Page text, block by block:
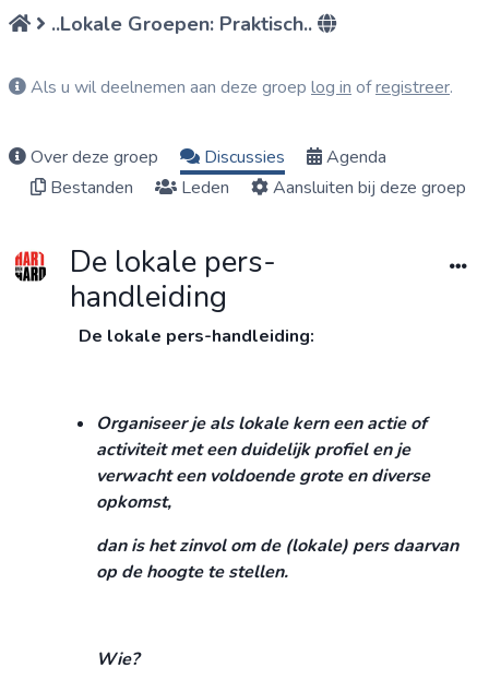
..Lokale Groepen: Praktisch..
Als u wil deelnemen aan deze groep log in ofregistreer.
Over deze groep Discussies
Agenda
Bestanden
Leden Aansluiten bij deze groep
De lokale pers-
handleiding
De lokale pers-handleiding:
Organiseer je als lokale kern een actie of
activiteit met een duidelijk profiel en je
verwacht een voldoende grote en diverse
opkomst,
dan is het zinvol om de (lokale) pers daarvan
op de hoogte te stellen.
Wie?